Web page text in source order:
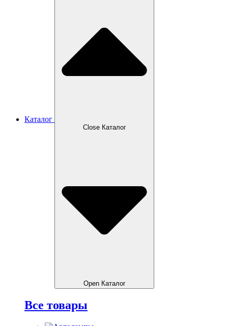
Каталог
Close Каталог
Open Каталог
Все товары